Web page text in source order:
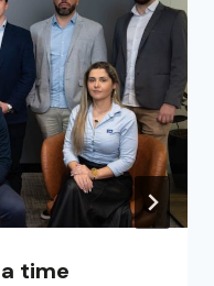
time